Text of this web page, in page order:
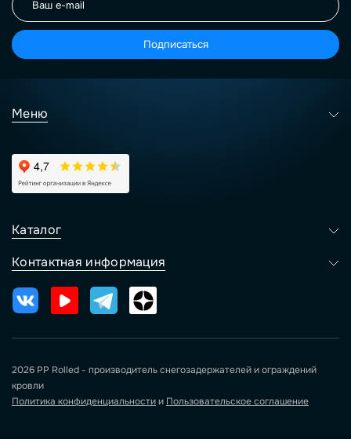
Подписаться
Меню
Каталог
Контактная информация
2026 PP Rolled - производитель снегозадержателей и ограждений
кровли
Политика конфиденциальностии Пользовательское соглашение